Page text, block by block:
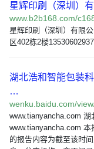
星辉印刷（深圳）
www.b2b168.com/
星辉印刷（深圳）有限
区402栋2楼
湖北浩和智能包装
…
wenku.baidu.com/
www.tianyancha.com
www.tianyancha.com
的报告内容为截至该时